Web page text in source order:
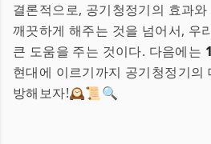
결론적으로, 공기청정기의 효과
깨끗하게 해주는 것을 넘어서, 우
큰 도움을 주는 것이다. 다음에는
현대에 이르기까지 공기청정기의
방해보자!🕰📜🔍